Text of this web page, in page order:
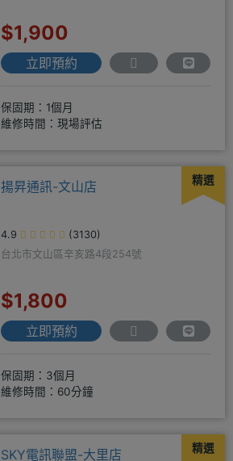
$1,900
立即預約
保固期：1個月
維修時間：現場評估
精選
揚昇通訊-文山店
4.9
(3130)
台北市文山區辛亥路4段254號
$1,800
立即預約
保固期：3個月
維修時間：60分鐘
精選
SKY電訊聯盟-大里店